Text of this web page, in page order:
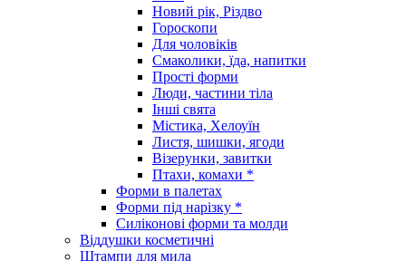
Новий рік, Різдво
Гороскопи
Для чоловіків
Смаколики, їда, напитки
Прості форми
Люди, частини тіла
Інші свята
Містика, Хелоуїн
Листя, шишки, ягоди
Візерунки, завитки
Птахи, комахи *
Форми в палетах
Форми під нарізку *
Силіконові форми та молди
Віддушки косметичні
Штампи для мила